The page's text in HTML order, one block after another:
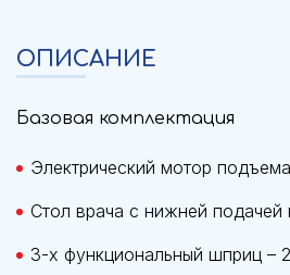
ОПИСАНИЕ
Базовая комплектация
Электрический мотор
Стол врача с нижней подачей
3-х функциональный шприц –